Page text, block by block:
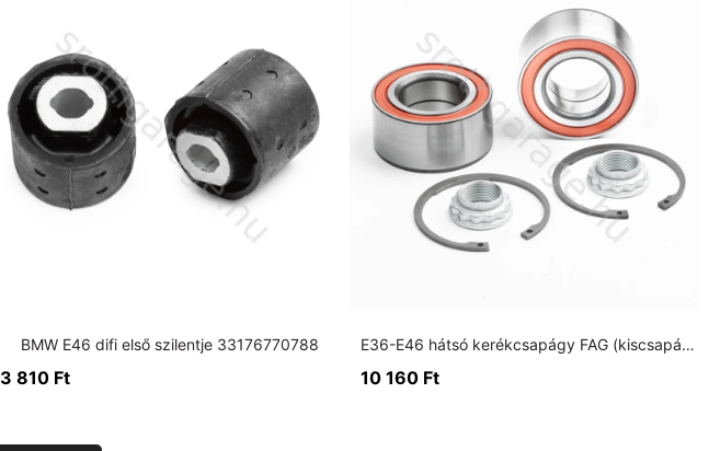
BMW E46 difi első szilentje 33176770788
3 810 Ft
E36-E46 hátsó kerékcsapágy FAG (kiscsapágy, tárcsafékes. szett)
10 160 Ft